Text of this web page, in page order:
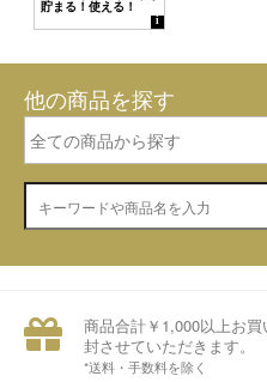
他の商品を探す
商品合計￥1,000以上お
封させていただきます。
*送料・手数料を除く